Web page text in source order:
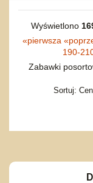
Wyświetlono
«pierwsza «
190-
Zabawki
Sortuj: